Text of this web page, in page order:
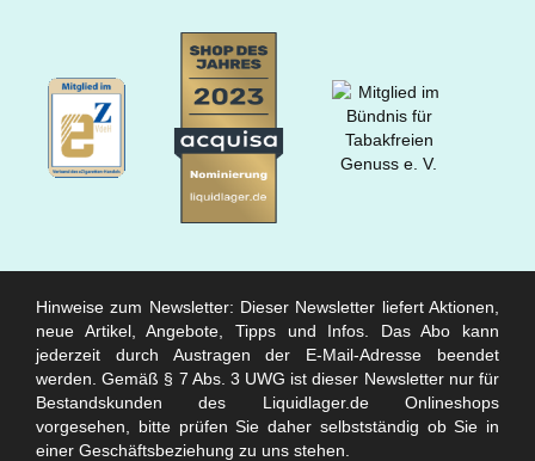
Hinweise zum Newsletter: Dieser Newsletter liefert Aktionen,
neue Artikel, Angebote, Tipps und Infos. Das Abo kann
jederzeit durch Austragen der E-Mail-Adresse beendet
werden. Gemäß § 7 Abs. 3 UWG ist dieser Newsletter nur für
Bestandskunden des Liquidlager.de Onlineshops
vorgesehen, bitte prüfen Sie daher selbstständig ob Sie in
einer Geschäftsbeziehung zu uns stehen.